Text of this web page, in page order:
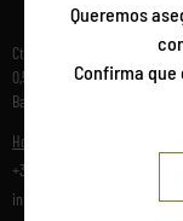
Ctra. Vilafranca a Sant Marti
0,5 08720 Vilafranca del
Barcelona, España
Hotel/Restaurante:
+34 93 115 61 32
info@hotelmastinell.com
Queremos
Confirma que